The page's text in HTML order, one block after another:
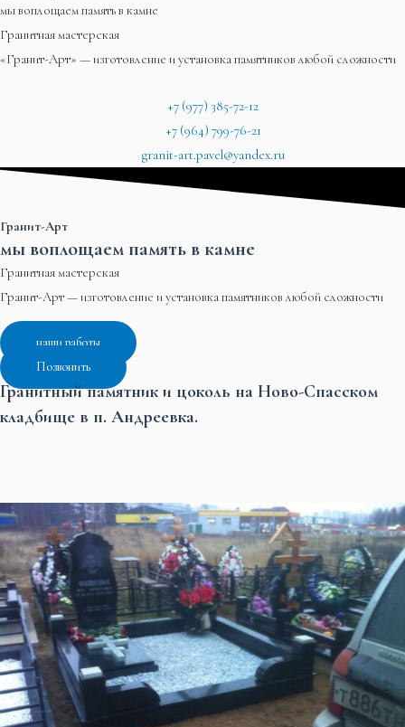
мы воплощаем память в камне
Гранитная мастерская
«Гранит-Арт» — изготовление и установка памятников любой сложности
+7 (977) 385-72-12
+7 (964) 799-76-21
granit-art.pavel@yandex.ru
Гранит-Арт
мы воплощаем память в камне
Гранитная мастерская
Гранит-Арт — изготовление и установка памятников любой сложности
наши работы
Позвонить
Гранитный памятник и цоколь на Ново-Спасском
кладбище в п. Андреевка.